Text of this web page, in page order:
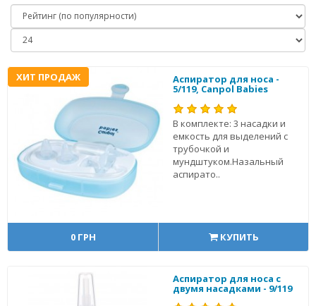
ХИТ ПРОДАЖ Аспиратор для носа -
5/119, Canpol Babies
В комплекте: 3 насадки и
емкость для выделений с
трубочкой и
мундштуком.Назальный
аспирато..
0 ГРН КУПИТЬ
Аспиратор для носа с
двумя насадками - 9/119